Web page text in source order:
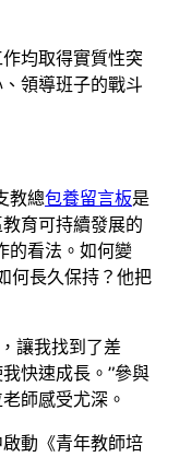
均取得實質性突
領導班子的戰斗
教總包養留言板是
育可持續發展的
的看法。如何變
何長久保持？他把
讓我找到了差
快速成長。”參與
師感受尤深。
動《青年教師培